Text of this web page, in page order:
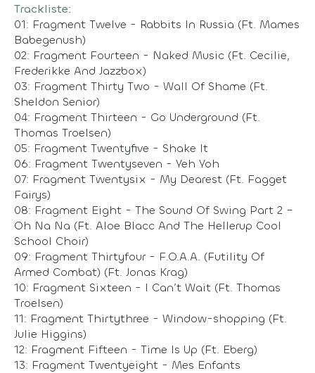
Trackliste:
01: Fragment Twelve - Rabbits In Russia (Ft. Mames
Babegenush)
02: Fragment Fourteen - Naked Music (Ft. Cecilie,
Frederikke And Jazzbox)
03: Fragment Thirty Two - Wall Of Shame (Ft.
Sheldon Senior)
04: Fragment Thirteen - Go Underground (Ft.
Thomas Troelsen)
05: Fragment Twentyfive - Shake It
06: Fragment Twentyseven - Yeh Yoh
07: Fragment Twentysix - My Dearest (Ft. Fagget
Fairys)
08: Fragment Eight - The Sound Of Swing Part 2 –
Oh Na Na (Ft. Aloe Blacc And The Hellerup Cool
School Choir)
09: Fragment Thirtyfour - F.O.A.A. (Futility Of
Armed Combat) (Ft. Jonas Krag)
10: Fragment Sixteen - I Can’t Wait (Ft. Thomas
Troelsen)
11: Fragment Thirtythree - Window-shopping (Ft.
Julie Higgins)
12: Fragment Fifteen - Time Is Up (Ft. Eberg)
13: Fragment Twentyeight - Mes Enfants